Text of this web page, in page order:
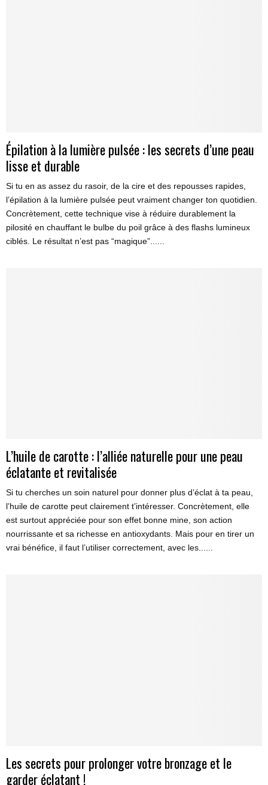
Épilation à la lumière pulsée : les secrets d’une peau
lisse et durable
Si tu en as assez du rasoir, de la cire et des repousses rapides,
l’épilation à la lumière pulsée peut vraiment changer ton quotidien.
Concrètement, cette technique vise à réduire durablement la
pilosité en chauffant le bulbe du poil grâce à des flashs lumineux
ciblés. Le résultat n’est pas “magique”......
L’huile de carotte : l’alliée naturelle pour une peau
éclatante et revitalisée
Si tu cherches un soin naturel pour donner plus d’éclat à ta peau,
l’huile de carotte peut clairement t’intéresser. Concrètement, elle
est surtout appréciée pour son effet bonne mine, son action
nourrissante et sa richesse en antioxydants. Mais pour en tirer un
vrai bénéfice, il faut l’utiliser correctement, avec les......
Les secrets pour prolonger votre bronzage et le
garder éclatant !